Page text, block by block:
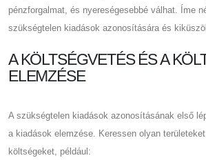
pénzforgalmat, és nyereségesebbé válhat. Íme
szükségtelen kiadások azonosítására és
A KÖLTSÉGVETÉS ÉS A
ELEMZÉSE
A szükségtelen kiadások azonosításának első
a kiadások elemzése. Keressen olyan
költségeket, például: